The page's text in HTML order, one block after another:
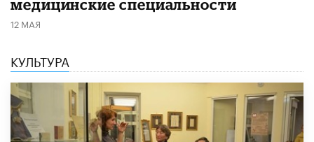
медицинские специальности
12 МАЯ
КУЛЬТУРА